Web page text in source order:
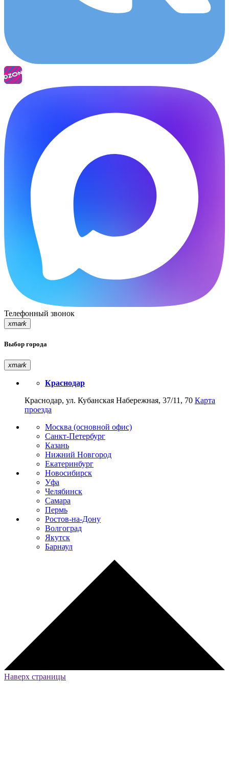
Телефонный звонок
xmark
Выбор города
xmark
Краснодар
Краснодар, ул. Кубанская Набережная, 37/11, 70 Карта
проезда
Москва (основной офис)
Санкт-Петербург
Казань
Нижний Новгород
Екатеринбург
Новосибирск
Уфа
Челябинск
Самара
Пермь
Ростов-на-Дону
Волгоград
Якутск
Барнаул
Наверх страницы